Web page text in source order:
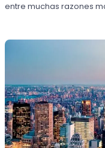
entre muchas razones